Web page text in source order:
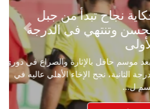
من جبل
في الدرجة
والصراع في دوري
الإخاء الأهلي عاليه في
Next